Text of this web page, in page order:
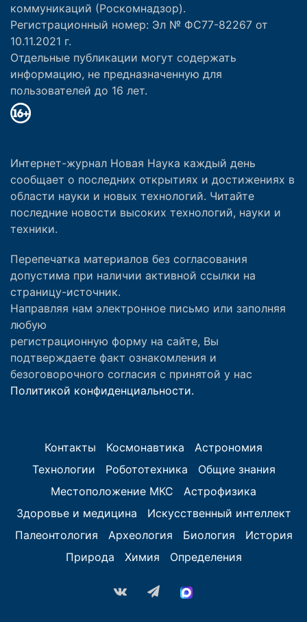
коммуникаций (Роскомнадзор).
Регистрационный номер: Эл № ФС77-82267 от
10.11.2021 г.
Отдельные публикации могут содержать
информацию, не предназначенную для
пользователей до 16 лет.
Интернет-журнал Новая Наука каждый день
сообщает о последних открытиях и достижениях в
области науки и новых технологий. Читайте
последние новости высоких технологий, науки и
техники.
Перепечатка материалов без согласования
допустима при наличии активной ссылки на
страницу-источник.
Направляя нам электронное письмо или заполняя
любую
регистрационную форму на сайте, Вы
подтверждаете факт ознакомления и
безоговорочного согласия с принятой у нас
Политикой конфиденциальности.
Контакты Космонавтика
Астрономия
Технологии
Робототехника
Общие знания
Местоположение МКС
Астрофизика
Здоровье и медицина
Искусственный интеллект
Палеонтология
Археология Биология
История
Природа
Химия Определения
vk.com Telegram